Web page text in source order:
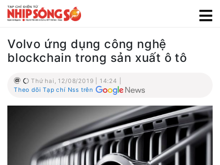
Volvo ứng dụng công nghệ
blockchain trong sản xuất ô tô
Thứ hai, 12/08/2019 | 14:24 |
Theo dõi Tạp chí Nss trên